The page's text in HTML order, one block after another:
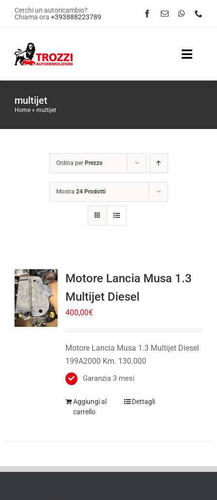
SaltaCerchi un autoricambio?
Chiama ora +393888223789
Toggle
multijet
Home » multijet
Ordina per Prezzo
Mostra 24 Prodotti
Motore Lancia Musa 1.3
Multijet Diesel
400,00€
Motore Lancia Musa 1.3 Multijet Diesel
199A2000 Km. 130.000
Garanzia 3 mesi
Aggiungi al
carrello
Dettagli